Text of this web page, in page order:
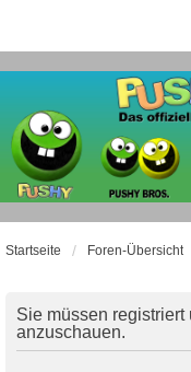
Startseite Foren-Übersicht
Sie müssen
anzuschauen.